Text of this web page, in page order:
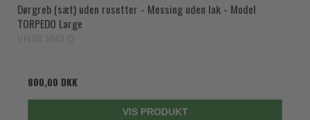
Dørgreb (sæt) uden rosetter - Messing uden lak - Model
TORPEDO Large
800,00 DKK
VIS PRODUKT